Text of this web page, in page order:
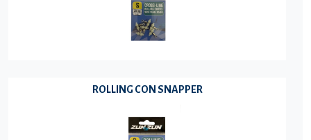
ROLLING CON SNAPPER